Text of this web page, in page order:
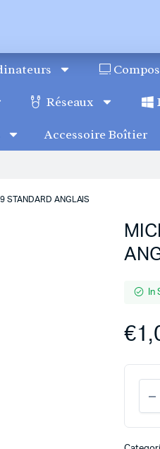
Réseaux
Accessoire Boîtier
STANDARD ANGLAIS
In
€